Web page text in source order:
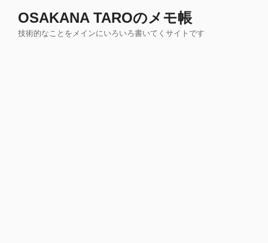
OSAKANA TAROのメモ帳
技術的なことをメインにいろいろ書いてくサイトです